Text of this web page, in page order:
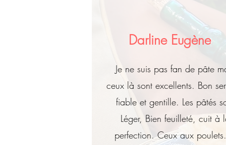
Darline Eugène
Je ne suis pas fan de pâte
ceux là sont excellents. Bon
fiable et gentille. Les pâtés
Léger, Bien feuilleté, cuit à
perfection. Ceux aux